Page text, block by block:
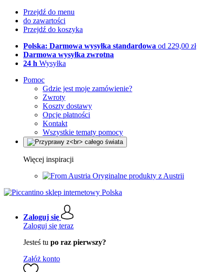
Przejdź do menu
do zawartości
Przejdź do koszyka
Polska: Darmowa wysyłka standardowa od 229,00 zł
Darmowa wysyłka zwrotna
24 h Wysyłka
Pomoc
Gdzie jest moje zamówienie?
Zwroty
Koszty dostawy
Opcje płatności
Kontakt
Wszystkie tematy pomocy
Więcej inspiracji
Oryginalne produkty z Austrii
Zaloguj się
Zaloguj się teraz
Jesteś tu po raz pierwszy?
Załóż konto